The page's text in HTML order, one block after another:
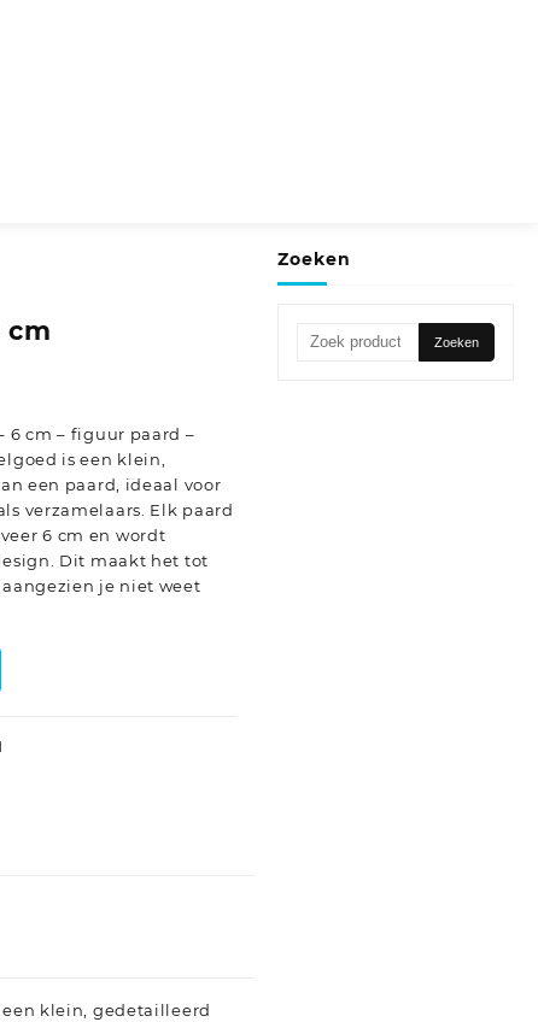
cm
6 cm – figuur paard –
is een klein,
een paard, ideaal voor
verzamelaars. Elk paard
6 cm en wordt
Dit maakt het tot
je niet weet
klein, gedetailleerd
Zoeken
Zoeken
Zoeken